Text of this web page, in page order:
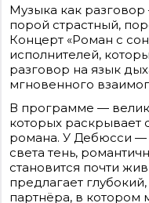
Музыка как
порой страстный,
Концерт «Роман с
исполнителей,
разговор на язык
мгновенного
В программе —
которых раскрывает
романа. У Дебюсси —
света тень,
становится почти
предлагает
партнёра, в котором
3906148636, КПП 390601001
Контакты редакции: +7(4012)
reklama@klops.ru. Афиша:
Адрес редакции и учредителя:
оф. 2
Сетевое издание "Klops.ru",
решения о регистрации: ЭЛ №
зарегистрировано
информационных технологий
Фомченкова Кристина
Материалы
лицензии
(«Атрибуция
Для
письменное
Политика в